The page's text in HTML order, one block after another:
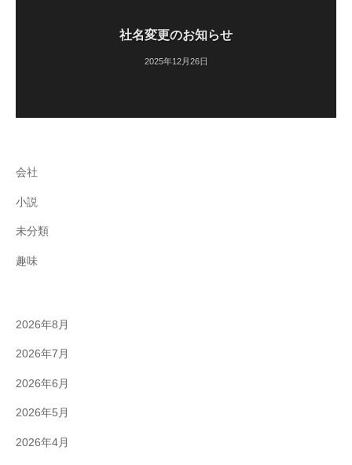
社名変更のお知らせ
2025年12月26日
会社
小説
未分類
趣味
2026年8月
2026年7月
2026年6月
2026年5月
2026年4月